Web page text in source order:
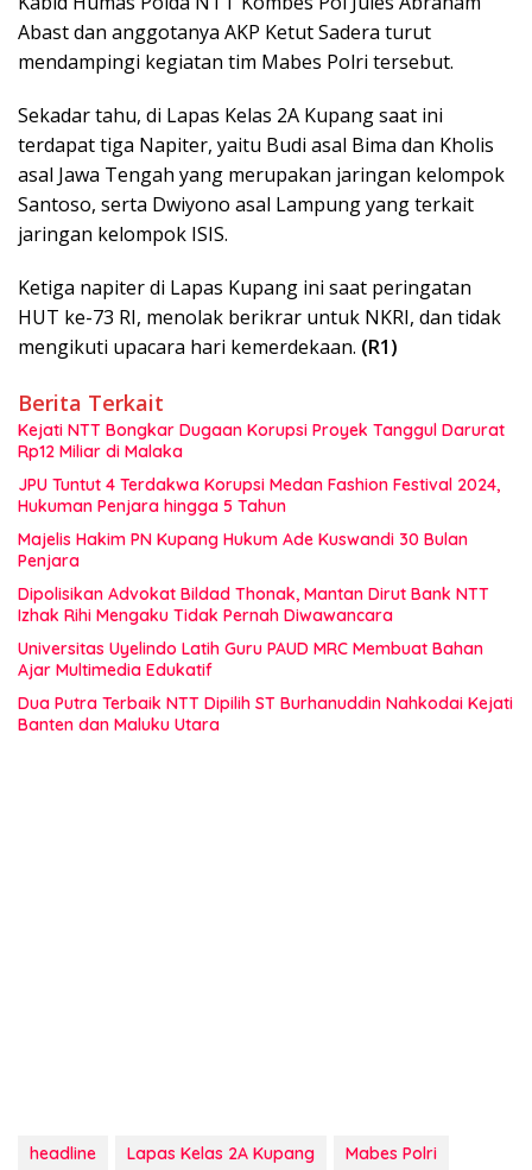
Abast dan anggotanya AKP Ketut Sadera turut
mendampingi kegiatan tim Mabes Polri tersebut.
Sekadar tahu, di Lapas Kelas 2A Kupang saat ini
terdapat tiga Napiter, yaitu Budi asal Bima dan Kholis
asal Jawa Tengah yang merupakan jaringan kelompok
Santoso, serta Dwiyono asal Lampung yang terkait
jaringan kelompok ISIS.
Ketiga napiter di Lapas Kupang ini saat peringatan
HUT ke-73 RI, menolak berikrar untuk NKRI, dan tidak
mengikuti upacara hari kemerdekaan. (R1)
Berita Terkait
Kejati NTT Bongkar Dugaan Korupsi Proyek Tanggul Darurat
Rp12 Miliar di Malaka
JPU Tuntut 4 Terdakwa Korupsi Medan Fashion Festival 2024,
Hukuman Penjara hingga 5 Tahun
Majelis Hakim PN Kupang Hukum Ade Kuswandi 30 Bulan
Penjara
Dipolisikan Advokat Bildad Thonak, Mantan Dirut Bank NTT
Izhak Rihi Mengaku Tidak Pernah Diwawancara
Universitas Uyelindo Latih Guru PAUD MRC Membuat Bahan
Ajar Multimedia Edukatif
Dua Putra Terbaik NTT Dipilih ST Burhanuddin Nahkodai Kejati
Banten dan Maluku Utara
headline Lapas Kelas 2A Kupang Mabes Polri